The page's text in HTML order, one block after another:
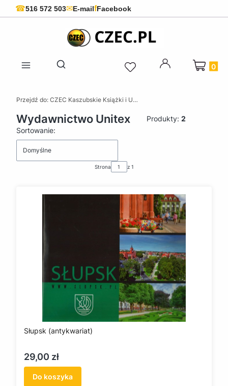
☎516 572 503✉E-mailfFacebook
Otwórz wyszukiwarkę
Produkty
Przejdź do: CZEC Kaszubskie Książki i Upominki - Pamiątki z Kaszub
Wydawnictwo Unitex Produkty: 2
Lista produktów
Sortowanie:
Domyślne
Strona z 1
Słupsk (antykwariat)
Cena
29,00 zł
Do koszyka